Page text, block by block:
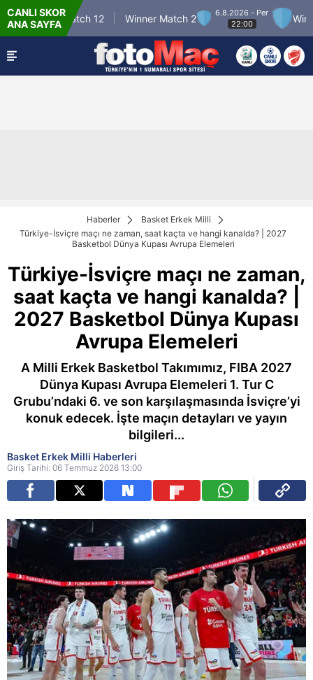
CANLI SKOR
ANA SAYFA
Winner Match 12 Winner Match 2
6.8.2026 - Per
22:00
Winner
Haberler
Basket Erkek Milli
Türkiye-İsviçre maçı ne zaman, saat kaçta ve hangi kanalda? | 2027
Basketbol Dünya Kupası Avrupa Elemeleri
Türkiye-İsviçre maçı ne zaman,
saat kaçta ve hangi kanalda? |
2027 Basketbol Dünya Kupası
Avrupa Elemeleri
A Milli Erkek Basketbol Takımımız, FIBA 2027
Dünya Kupası Avrupa Elemeleri 1. Tur C
Grubu’ndaki 6. ve son karşılaşmasında İsviçre’yi
konuk edecek. İşte maçın detayları ve yayın
bilgileri...
Basket Erkek Milli Haberleri
Giriş Tarihi: 06 Temmuz 2026 13:00